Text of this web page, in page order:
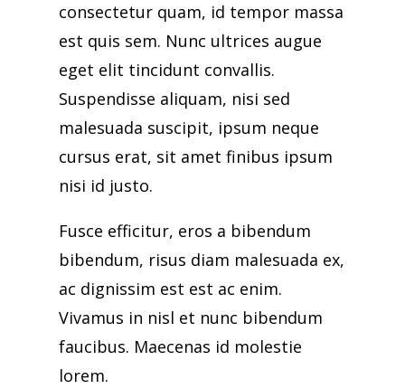
consectetur quam, id tempor massa
est quis sem. Nunc ultrices augue
eget elit tincidunt convallis.
Suspendisse aliquam, nisi sed
malesuada suscipit, ipsum neque
cursus erat, sit amet finibus ipsum
nisi id justo.
Fusce efficitur, eros a bibendum
bibendum, risus diam malesuada ex,
ac dignissim est est ac enim.
Vivamus in nisl et nunc bibendum
faucibus. Maecenas id molestie
lorem.